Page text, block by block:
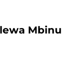
Mbinu